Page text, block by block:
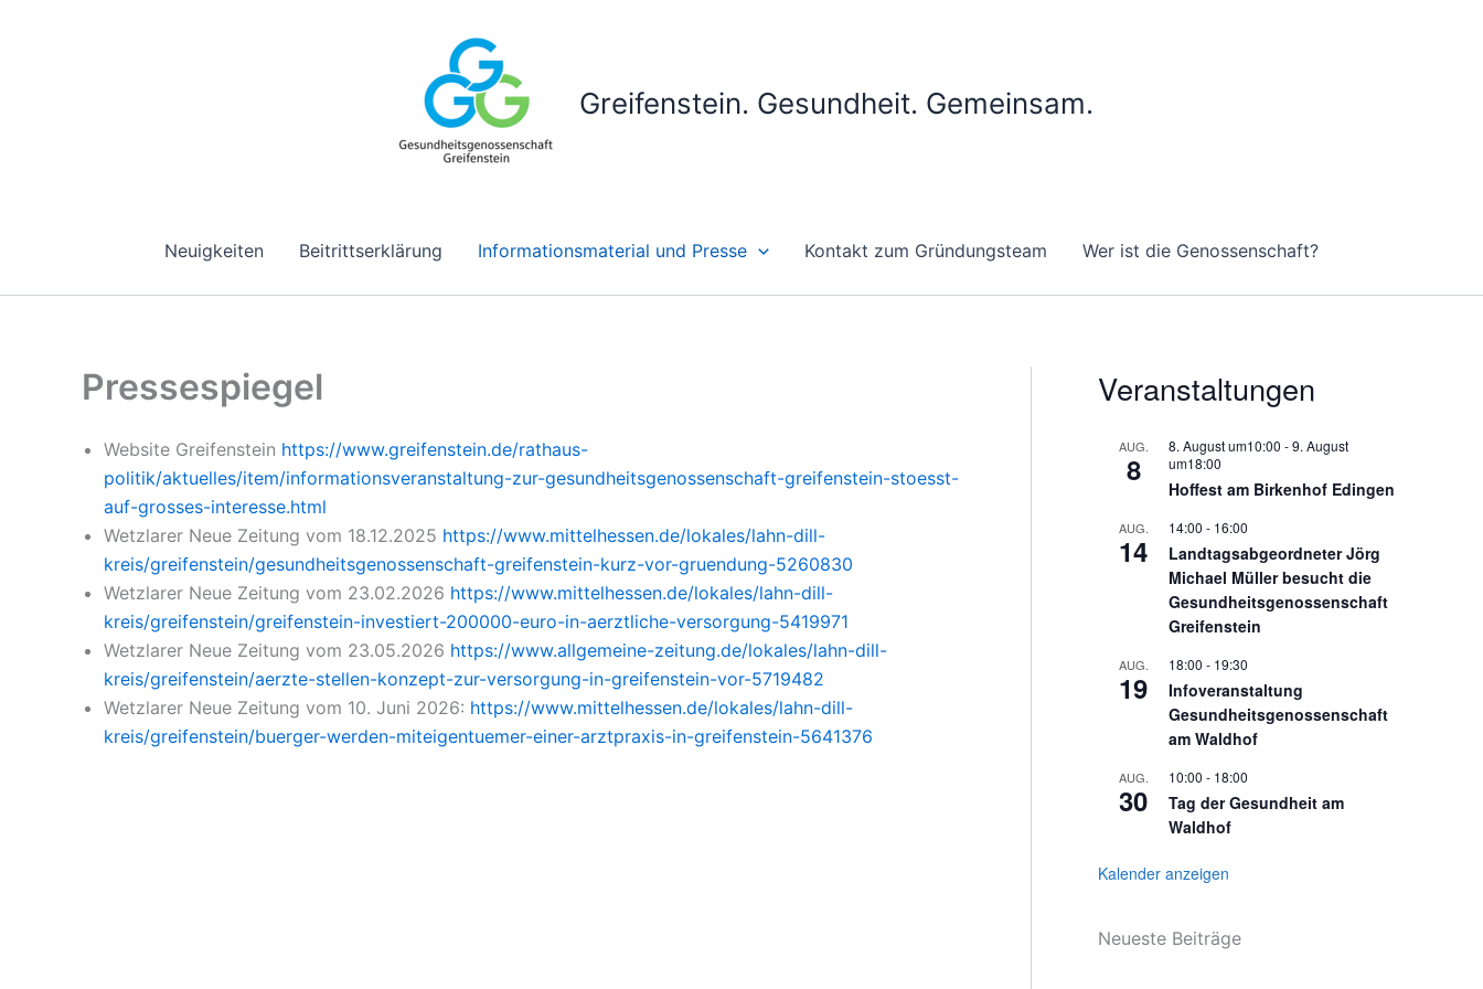
Greifenstein. Gesundheit. Gemeinsam.
Neuigkeiten Beitrittserklärung Informationsmaterial und Presse Kontakt zum Gründungsteam Wer ist die Genossenschaft?
Pressespiegel
Website Greifenstein https://www.greifenstein.de/rathaus-
politik/aktuelles/item/informationsveranstaltung-zur-gesundheitsgenossenschaft-greifenstein-stoesst-
auf-grosses-interesse.html
Wetzlarer Neue Zeitung vom 18.12.2025 https://www.mittelhessen.de/lokales/lahn-dill-
kreis/greifenstein/gesundheitsgenossenschaft-greifenstein-kurz-vor-gruendung-5260830
Wetzlarer Neue Zeitung vom 23.02.2026 https://www.mittelhessen.de/lokales/lahn-dill-
kreis/greifenstein/greifenstein-investiert-200000-euro-in-aerztliche-versorgung-5419971
Wetzlarer Neue Zeitung vom 23.05.2026 https://www.allgemeine-zeitung.de/lokales/lahn-dill-
kreis/greifenstein/aerzte-stellen-konzept-zur-versorgung-in-greifenstein-vor-5719482
Wetzlarer Neue Zeitung vom 10. Juni 2026: https://www.mittelhessen.de/lokales/lahn-dill-
kreis/greifenstein/buerger-werden-miteigentuemer-einer-arztpraxis-in-greifenstein-5641376
Veranstaltungen
AUG.
8
8. August um10:00 -9. August
um18:00
Hoffest am Birkenhof Edingen
AUG.
14
14:00 - 16:00
Landtagsabgeordneter Jörg
Michael Müller besucht die
Gesundheitsgenossenschaft
Greifenstein
AUG.
19
18:00 - 19:30
Infoveranstaltung
Gesundheitsgenossenschaft
am Waldhof
AUG.
30
10:00 - 18:00
Tag der Gesundheit am
Waldhof
Kalender anzeigen
Neueste Beiträge